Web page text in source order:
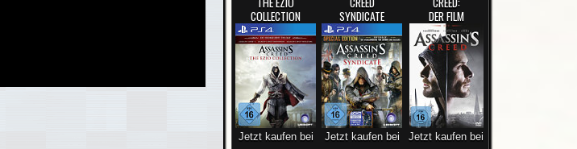
COLLECTION
Jetzt kaufen bei
SYNDICATE
Jetzt kaufen bei
DER FILM
Jetzt kaufen bei